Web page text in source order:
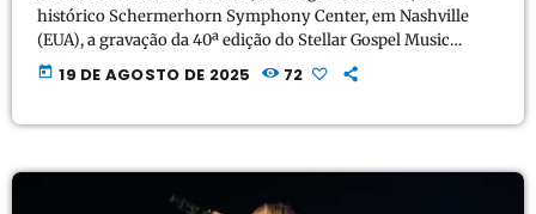
histórico Schermerhorn Symphony Center, em Nashville
(EUA), a gravação da 40ª edição do Stellar Gospel Music
Awards, considerado o “Oscar da música gospel”. O evento foi
apresentado pela dupla vencedora do GRAMMY e do próprio
today 19 DE AGOSTO DE 2025 72